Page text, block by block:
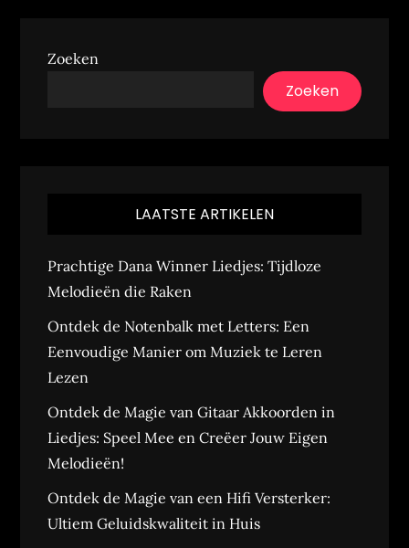
Zoeken
Zoeken
LAATSTE ARTIKELEN
Prachtige Dana Winner Liedjes: Tijdloze
Melodieën die Raken
Ontdek de Notenbalk met Letters: Een
Eenvoudige Manier om Muziek te Leren
Lezen
Ontdek de Magie van Gitaar Akkoorden in
Liedjes: Speel Mee en Creëer Jouw Eigen
Melodieën!
Ontdek de Magie van een Hifi Versterker:
Ultiem Geluidskwaliteit in Huis